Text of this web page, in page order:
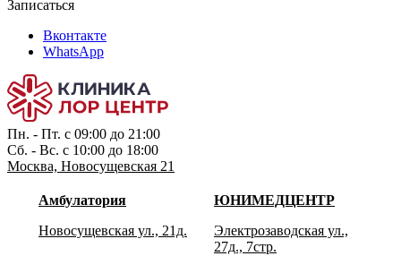
Записаться
Вконтакте
WhatsApp
Пн. - Пт. с 09:00 до 21:00
Сб. - Вс. с 10:00 до 18:00
Москва, Новосущевская 21
Амбулатория
Новосущевская ул., 21д.
ЮНИМЕДЦЕНТР
Электрозаводская ул.,
27д., 7стр.